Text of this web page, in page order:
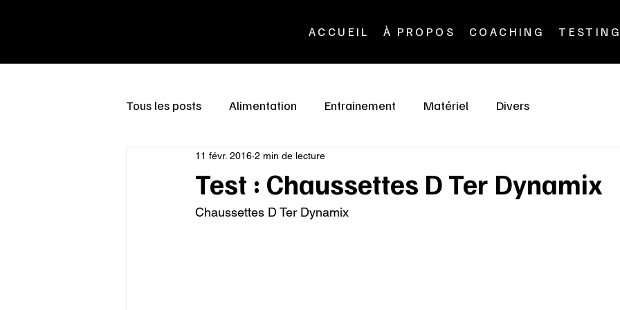
ACCUEIL À PROPOS COACHING TESTING
Tous les posts Alimentation Entrainement Matériel Divers
Test : Chaussettes D Ter Dynamix
11 févr. 2016 2 min de lecture
Chaussettes D Ter Dynamix